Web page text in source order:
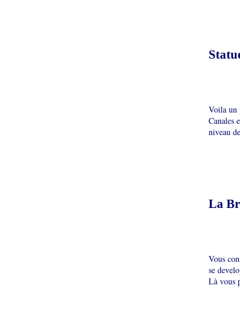
Voila un
Canales
niveau
La
Vous
se
Là vous